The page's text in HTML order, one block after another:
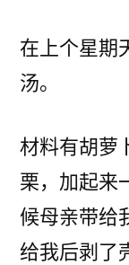
在上个星期
汤。
材料有胡萝
栗，加起来
候母亲带给
给我后剥了